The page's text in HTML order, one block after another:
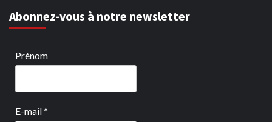
Abonnez-vous à notre newsletter
Prénom
E-mail*